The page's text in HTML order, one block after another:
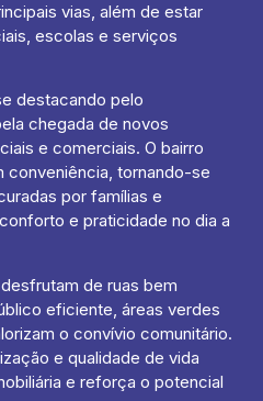
vias, além de estar
escolas e serviços
destacando pelo
chegada de novos
e comerciais. O bairro
conveniência, tornando-se
por famílias e
e praticidade no dia a
de ruas bem
eficiente, áreas verdes
o convívio comunitário.
e qualidade de vida
e reforça o potencial